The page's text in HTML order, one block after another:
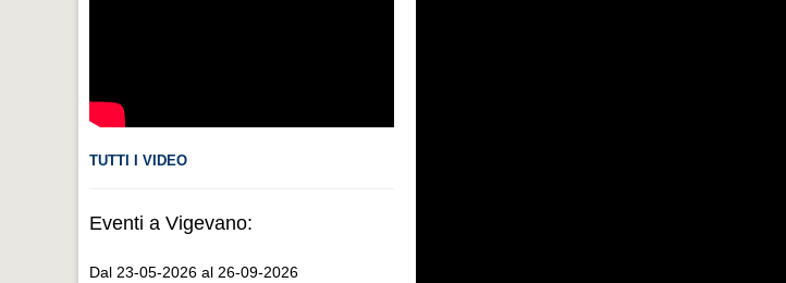
TUTTI I VIDEO
Eventi a Vigevano:
Dal 23-05-2026 al 26-09-2026